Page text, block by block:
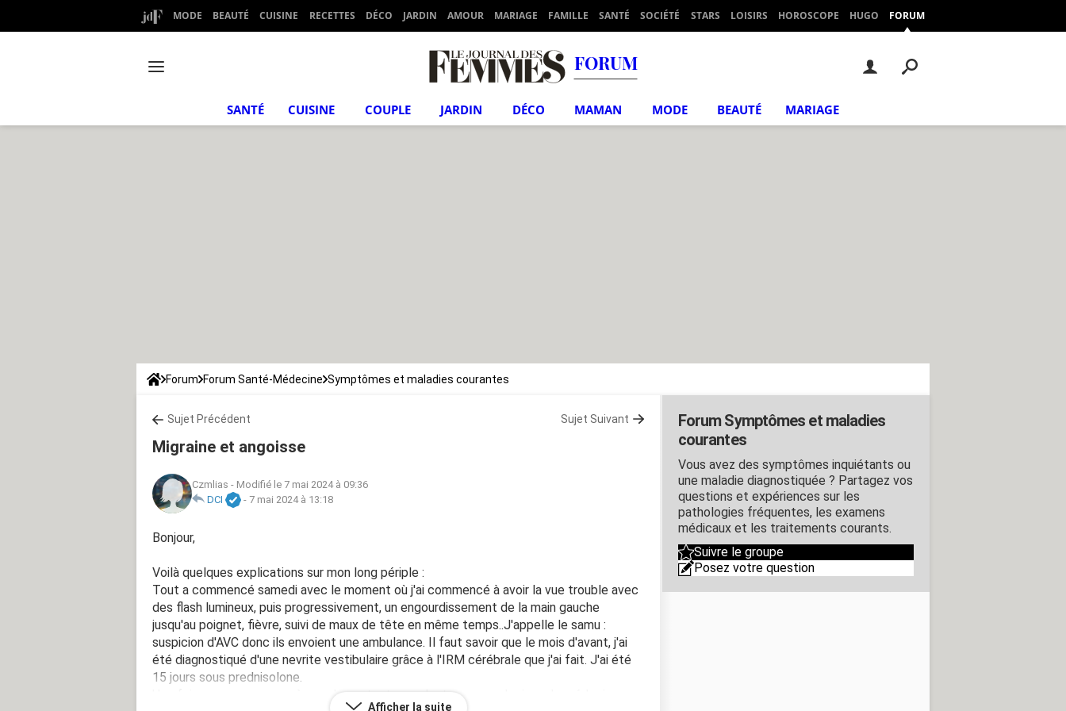
MODE BEAUTÉ CUISINE RECETTES DÉCO JARDIN AMOUR MARIAGE FAMILLE SANTÉ SOCIÉTÉ STARS LOISIRS HOROSCOPE HUGO FORUM
FORUM
SANTÉ CUISINE COUPLE JARDIN DÉCO MAMAN MODE BEAUTÉ MARIAGE
Forum Forum Santé-Médecine Symptômes et maladies courantes
Sujet Précédent Sujet Suivant
Migraine et angoisse
Czmlias - Modifié le 7 mai 2024 à 09:36
DCI
- 7 mai 2024 à 13:18
Bonjour,
Voilà quelques explications sur mon long périple :
Tout a commencé samedi avec le moment où j'ai commencé à avoir la vue trouble avec
des flash lumineux, puis progressivement, un engourdissement de la main gauche
jusqu'au poignet, fièvre, suivi de maux de tête en même temps..J'appelle le samu :
suspicion d'AVC donc ils envoient une ambulance. Il faut savoir que le mois d'avant, j'ai
été diagnostiqué d'une nevrite vestibulaire grâce à l'IRM cérébrale que j'ai fait. J'ai été
15 jours sous prednisolone.
Une fois aux urgences après quelques tests, ce n'est pas neurologique, le médecin
Afficher la suite
Forum Symptômes et maladies
courantes
Vous avez des symptômes inquiétants ou
une maladie diagnostiquée ? Partagez vos
questions et expériences sur les
pathologies fréquentes, les examens
médicaux et les traitements courants.
Suivre le groupe
Posez votre question